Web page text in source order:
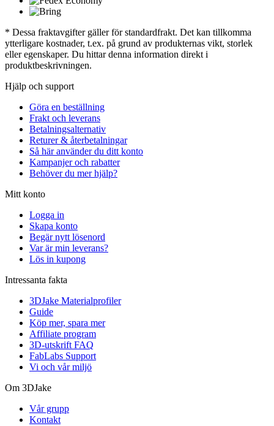
* Dessa fraktavgifter gäller för standardfrakt. Det kan tillkomma
ytterligare kostnader, t.ex. på grund av produkternas vikt, storlek
eller egenskaper. Du hittar denna information direkt i
produktbeskrivningen.
Hjälp och support
Göra en beställning
Frakt och leverans
Betalningsalternativ
Returer & återbetalningar
Så här använder du ditt konto
Kampanjer och rabatter
Behöver du mer hjälp?
Mitt konto
Logga in
Skapa konto
Begär nytt lösenord
Var är min leverans?
Lös in kupong
Intressanta fakta
3DJake Materialprofiler
Guide
Köp mer, spara mer
Affiliate program
3D-utskrift FAQ
FabLabs Support
Vi och vår miljö
Om 3DJake
Vår grupp
Kontakt